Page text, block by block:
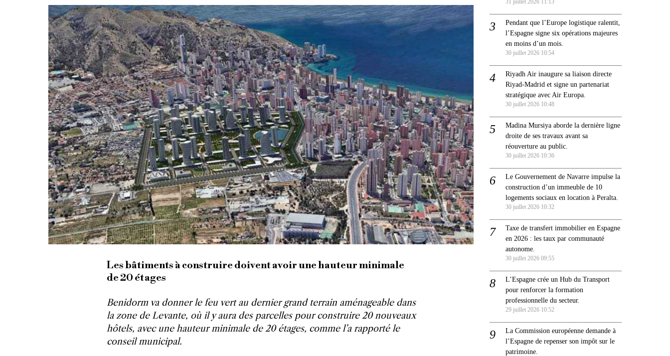
Les bâtiments à construire doivent avoir une hauteur minimale
de 20 étages
Benidorm va donner le feu vert au dernier grand terrain aménageable dans
la zone de Levante, où il y aura des parcelles pour construire 20 nouveaux
hôtels, avec une hauteur minimale de 20 étages, comme l’a rapporté le
conseil municipal.
31 juillet 2026 11:13
Pendant que l’Europe logistique ralentit,
l’Espagne signe six opérations majeures
en moins d’un mois.
30 juillet 2026 10:54
Riyadh Air inaugure sa liaison directe
Riyad-Madrid et signe un partenariat
stratégique avec Air Europa.
30 juillet 2026 10:48
Madina Mursiya aborde la dernière ligne
droite de ses travaux avant sa
réouverture au public.
30 juillet 2026 10:36
Le Gouvernement de Navarre impulse la
construction d’un immeuble de 10
logements sociaux en location à Peralta.
30 juillet 2026 10:32
Taxe de transfert immobilier en Espagne
en 2026 : les taux par communauté
autonome.
30 juillet 2026 09:55
L’Espagne crée un Hub du Transport
pour renforcer la formation
professionnelle du secteur.
29 juillet 2026 10:52
La Commission européenne demande à
l’Espagne de repenser son impôt sur le
patrimoine.